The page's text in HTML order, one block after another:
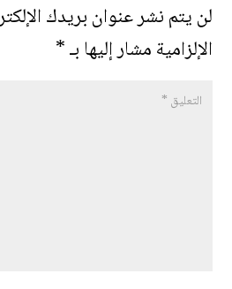
لن يتم نشر عنوان بريدك
الإلزامية مشار إليها بـ*